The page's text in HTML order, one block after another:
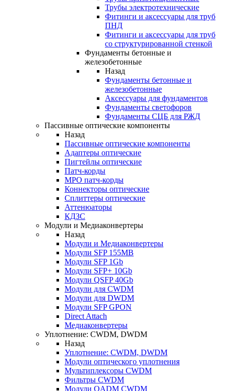
Трубы электротехнические
Фитинги и аксессуары для труб
ПНД
Фитинги и аксессуары для труб
со структурированной стенкой
Фундаменты бетонные и
железобетонные
Назад
Фундаменты бетонные и
железобетонные
Аксессуары для фундаментов
Фундаменты светофоров
Фундаменты СЦБ для РЖД
Пассивные оптические компоненты
Назад
Пассивные оптические компоненты
Адаптеры оптические
Пигтейлы оптические
Патч-корды
MPO патч-корды
Коннекторы оптические
Сплиттеры оптические
Аттенюаторы
КДЗС
Модули и Медиаконвертеры
Назад
Модули и Медиаконвертеры
Модули SFP 155MB
Модули SFP 1Gb
Модули SFP+ 10Gb
Модули QSFP 40Gb
Модули для CWDM
Модули для DWDM
Модули SFP GPON
Direct Attach
Медиаконвертеры
Уплотнение: CWDM, DWDM
Назад
Уплотнение: CWDM, DWDM
Модули оптического уплотнения
Мультиплексоры CWDM
Фильтры CWDM
Модули OADM CWDM